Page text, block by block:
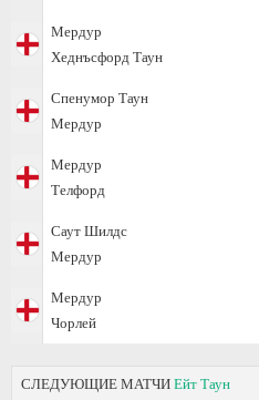
Мeрдур
Хеднъсфорд Таун
Спенумор Таун
Мeрдур
Мeрдур
Телфорд
Саут Шилдс
Мeрдур
Мeрдур
Чорлей
СЛЕДУЮЩИЕ МАТЧИ Ейт Таун